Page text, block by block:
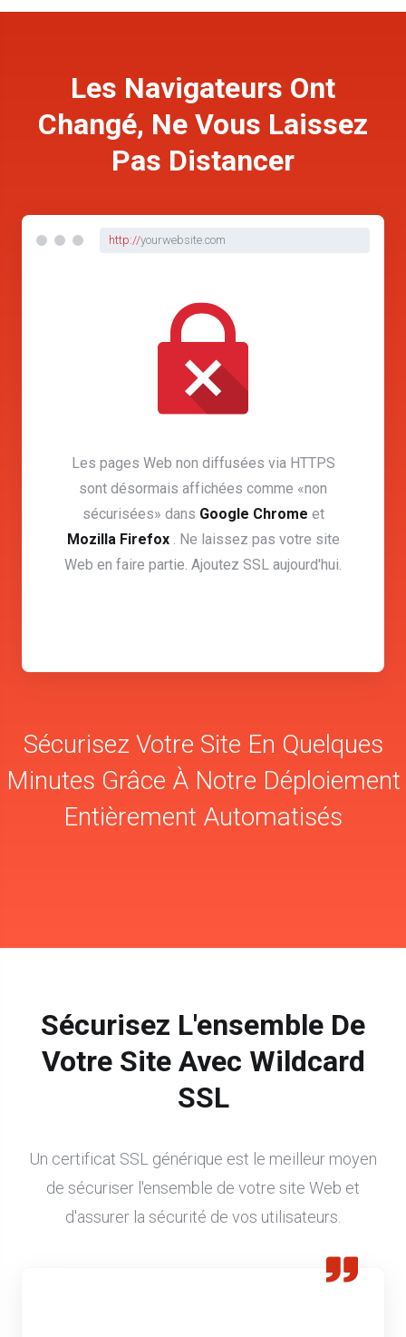
Les Navigateurs Ont
Changé, Ne Vous Laissez
Pas Distancer
http://yourwebsite.com
Les pages Web non diffusées via HTTPS
sont désormais affichées comme «non
sécurisées» dans Google Chrome et
Mozilla Firefox . Ne laissez pas votre site
Web en faire partie. Ajoutez SSL aujourd'hui.
Sécurisez Votre Site En Quelques
Minutes Grâce À Notre Déploiement
Entièrement Automatisés
Sécurisez L'ensemble De
Votre Site Avec Wildcard
SSL
Un certificat SSL générique est le meilleur moyen
de sécuriser l'ensemble de votre site Web et
d'assurer la sécurité de vos utilisateurs.